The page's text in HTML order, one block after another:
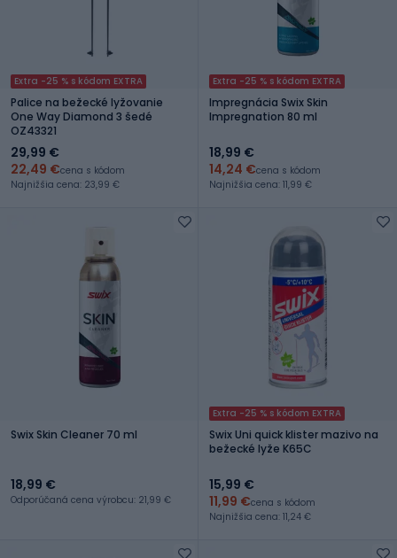
Extra -25 % s kódom EXTRA
Palice na bežecké lyžovanie
One Way Diamond 3 šedé
OZ43321
29,99 €
22,49 €cena s kódom
Najnižšia cena: 23,99 €
Extra -25 % s kódom EXTRA
Impregnácia Swix Skin
Impregnation 80 ml
18,99 €
14,24 €cena s kódom
Najnižšia cena: 11,99 €
Swix Skin Cleaner 70 ml
18,99 €
Odporúčaná cena výrobcu: 21,99 €
Extra -25 % s kódom EXTRA
Swix Uni quick klister mazivo na
bežecké lyže K65C
15,99 €
11,99 €cena s kódom
Najnižšia cena: 11,24 €